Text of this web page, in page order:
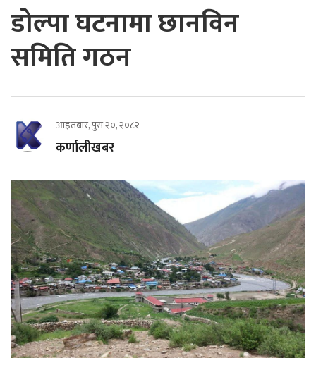
डोल्पा घटनामा छानविन
समिति गठन
आइतबार, पुस २०, २०८२
कर्णालीखबर